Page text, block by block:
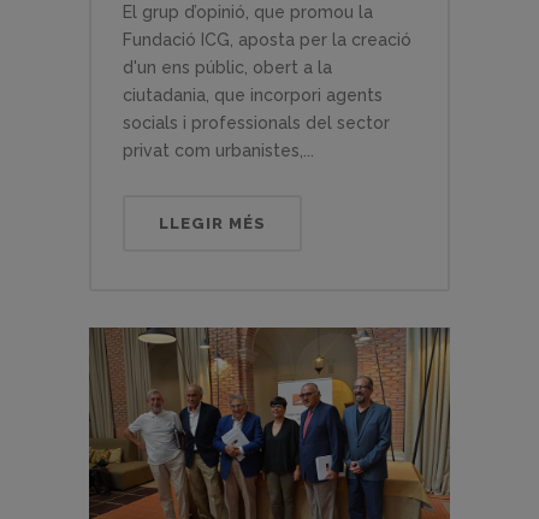
El grup d’opinió, que promou la
Fundació ICG, aposta per la creació
d'un ens públic, obert a la
ciutadania, que incorpori agents
socials i professionals del sector
privat com urbanistes,...
LLEGIR MÉS